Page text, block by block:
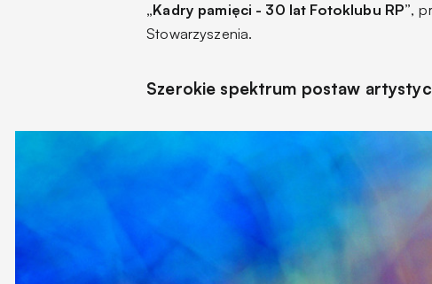
„Kadry pamięci - 30 lat Fotoklubu RP”,
Stowarzyszenia.
Szerokie spektrum postaw